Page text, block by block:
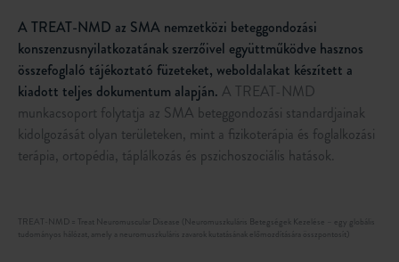
A TREAT-NMD az SMA nemzetközi beteggondozási
konszenzusnyilatkozatának szerzőivel együttműködve hasznos
összefoglaló tájékoztató füzeteket, weboldalakat készített a
kiadott teljes dokumentum alapján. A TREAT-NMD
munkacsoport folytatja az SMA beteggondozási standardjainak
kidolgozását olyan területeken, mint a fizikoterápia és foglalkozási
terápia, ortopédia, táplálkozás és pszichoszociális hatások.
TREAT-NMD = Treat Neuromuscular Disease (Neuromuszkuláris Betegségek Kezelése – egy globális
tudományos hálózat, amely a neuromuszkuláris zavarok kutatásának előmozdítására összpontosít)